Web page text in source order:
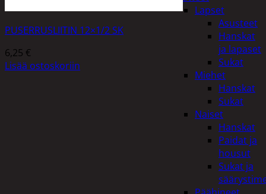
Lapset
Asusteet
Hanskat
ja lapaset
Sukat
Miehet
Hanskat
Sukat
Naiset
Hanskat
Paidat ja
housut
Sukat ja
PUSERRUSLIITIN 12×1/2 SK
6,25 €
Lisää ostoskoriin